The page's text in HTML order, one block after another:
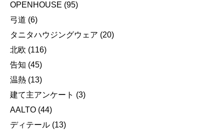
OPENHOUSE (95)
弓道 (6)
タニタハウジングウェア (20)
北欧 (116)
告知 (45)
温熱 (13)
建て主アンケート (3)
AALTO (44)
ディテール (13)